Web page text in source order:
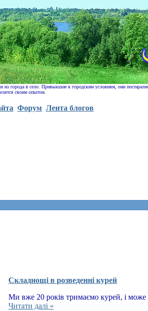
из города в село. Привыкшие к городским условиям, они
своим опытом.
Форум Лента блогов
Складнощі в розведенні курей
Ми вже 20 років тримаємо курей, і може
Читати далі »